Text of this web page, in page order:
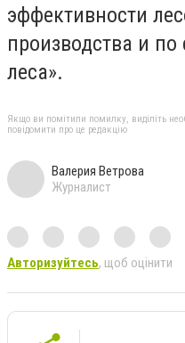
эффективности
производства и
леса».
Якщо ви помітили помилку, виділіть
повідомити про це редакцію
Валерия Ветрова
Журналист
Авторизуйтесь, щоб оцінити